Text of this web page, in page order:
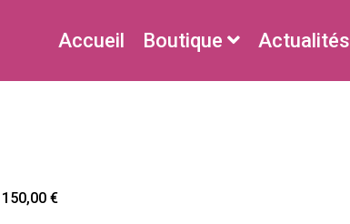
Accueil Boutique Actualités
150,00€Plage